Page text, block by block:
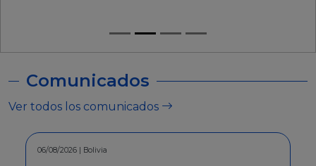
Comunicados
Ver todos los comunicados
06/08/2026 | Bolivia